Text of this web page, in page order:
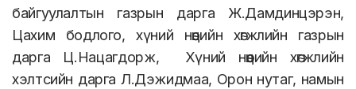
байгуулалтын газрын дарга Ж.Дамдинцэрэн,
Цахим бодлого, хүний нөөцийн хөгжлийн газрын
дарга Ц.Нацагдорж, Хүний нөөцийн хөгжлийн
хэлтсийн дарга Л.Дэжидмаа, Орон нутаг, намын